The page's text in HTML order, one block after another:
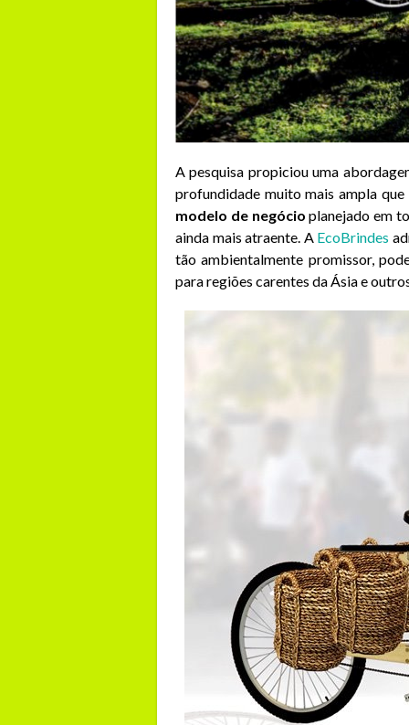
A pesquisa propiciou uma
profundidade muito mais ampla
modelo de negócio planejado em
ainda mais atraente. A EcoBrindes
tão ambientalmente promissor,
para regiões carentes da Ásia e